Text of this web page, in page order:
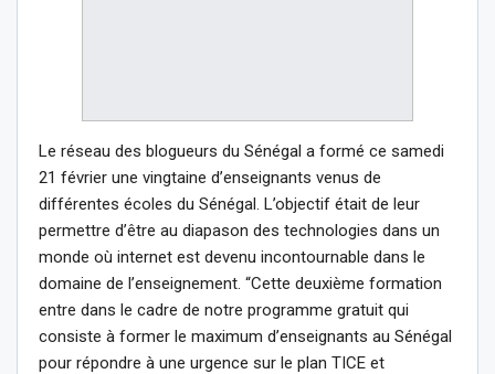
Le réseau des blogueurs du Sénégal a formé ce samedi
21 février une vingtaine d’enseignants venus de
différentes écoles du Sénégal. L’objectif était de leur
permettre d’être au diapason des technologies dans un
monde où internet est devenu incontournable dans le
domaine de l’enseignement. “Cette deuxième formation
entre dans le cadre de notre programme gratuit qui
consiste à former le maximum d’enseignants au Sénégal
pour répondre à une urgence sur le plan TICE et